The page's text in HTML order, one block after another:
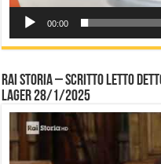
00:00
Rai Storia – Scritto letto
Lager 28/1/2025